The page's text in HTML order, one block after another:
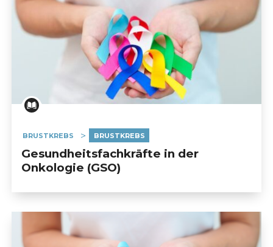
BRUSTKREBS BRUSTKREBS
Gesundheitsfachkräfte in der
Onkologie (GSO)